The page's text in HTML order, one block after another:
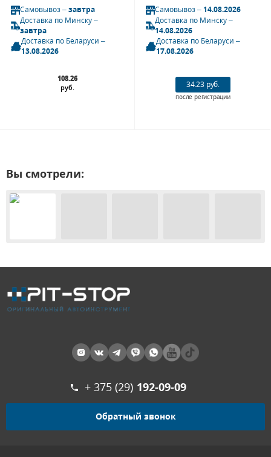
Самовывоз –завтра
Доставка по Минску –
завтра
Доставка по Беларуси –
13.08.2026
108.26
руб.
Самовывоз –14.08.2026
Доставка по Минску –
14.08.2026
Доставка по Беларуси –
17.08.2026
34.23 руб.
после регистрации
Вы смотрели:
+ 375 (29) 192-09-09
Обратный звонок